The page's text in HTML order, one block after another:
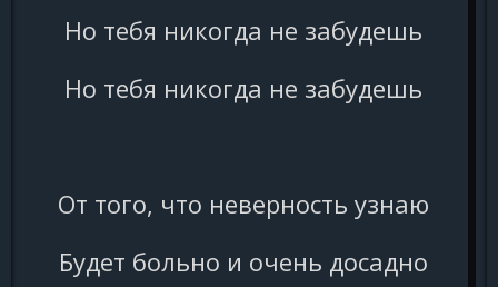
Но тебя никогда не забудешь
Но тебя никогда не забудешь
От того, что неверность узнаю
Будет больно и очень досадно